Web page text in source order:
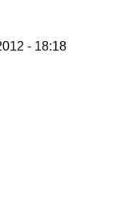
- 18:18